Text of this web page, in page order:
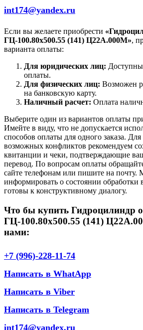
int174@yandex.ru
Если вы желаете приобрести
ГЦ-100.80х500.55 (141) Ц22А.000М»,
варианта оплаты:
Для юридических лиц:
оплаты.
Для физических лиц: Возможен
на банковскую карту.
Наличный расчет: Оплата
Выберите один из вариантов оплаты
Имейте в виду, что не допускается
способов оплаты для одного заказа.
возможных конфликтов рекомендуем
квитанции и чеки, подтверждающие
перевод. По вопросам оплаты
сайте телефонам или пишите на почту.
информировать о состоянии обработки
готовы к конструктивному диалогу.
Что бы купить Гидроцилиндр
ГЦ-100.80х500.55 (141)
нами:
+7 (996)-228-11-74
Написать в WhatApp
Написать в Viber
Написать в Telegram
int174@yandex.ru